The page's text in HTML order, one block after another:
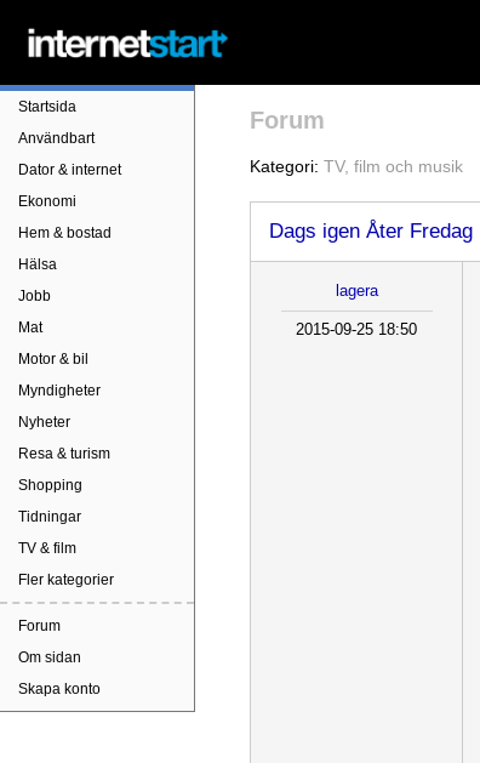
Startsida
Användbart
Dator & internet
Ekonomi
Hem & bostad
Hälsa
Jobb
Mat
Motor & bil
Myndigheter
Nyheter
Resa & turism
Shopping
Tidningar
TV & film
Fler kategorier
Forum
Om sidan
Skapa konto
Forum
Kategori:TV, film och musik
Dags igen Åter Fredag
lagera
2015-09-25 18:50